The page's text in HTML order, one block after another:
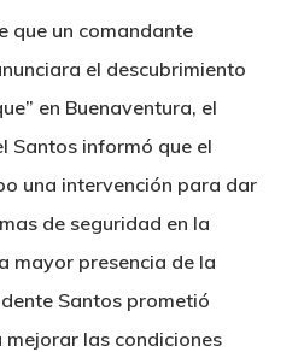
que un comandante
el descubrimiento
en Buenaventura, el
Santos informó que el
una intervención para dar
de seguridad en la
mayor presencia de la
Santos prometió
las condiciones